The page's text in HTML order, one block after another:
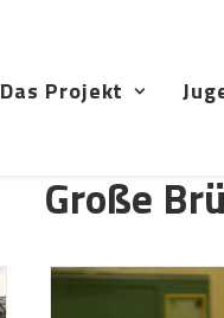
Das Projekt
Große